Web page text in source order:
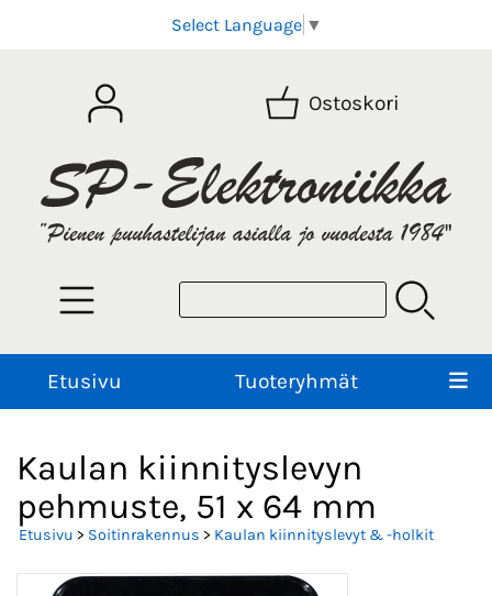
Select Language ▼
Ostoskori
Etusivu Tuoteryhmät
Kaulan kiinnityslevyn
pehmuste, 51 x 64 mm
Etusivu > Soitinrakennus > Kaulan kiinnityslevyt & -holkit